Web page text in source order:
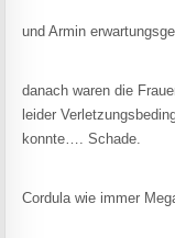
und Armin
danach waren die
leider
konnte…. Schade.
Cordula wie immer